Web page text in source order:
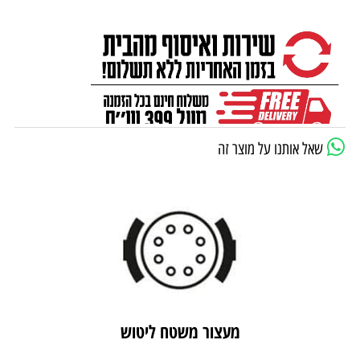
שאל אותנו על מוצר זה
מעצור משטח ליטוש